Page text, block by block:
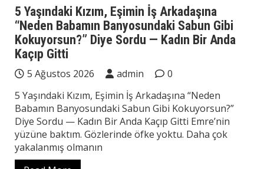
5 Yaşındaki Kızım, Eşimin İş Arkadaşına
“Neden Babamın Banyosundaki Sabun Gibi
Kokuyorsun?” Diye Sordu — Kadın Bir Anda
Kaçıp Gitti
5 Ağustos 2026 admin
0
5 Yaşındaki Kızım, Eşimin İş Arkadaşına “Neden
Babamın Banyosundaki Sabun Gibi Kokuyorsun?”
Diye Sordu — Kadın Bir Anda Kaçıp Gitti Emre’nin
yüzüne baktım. Gözlerinde öfke yoktu. Daha çok
yakalanmış olmanın